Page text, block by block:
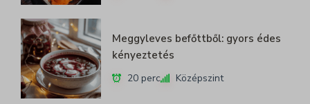
Meggyleves befőttből: gyors édes
kényeztetés
20 perc Középszint